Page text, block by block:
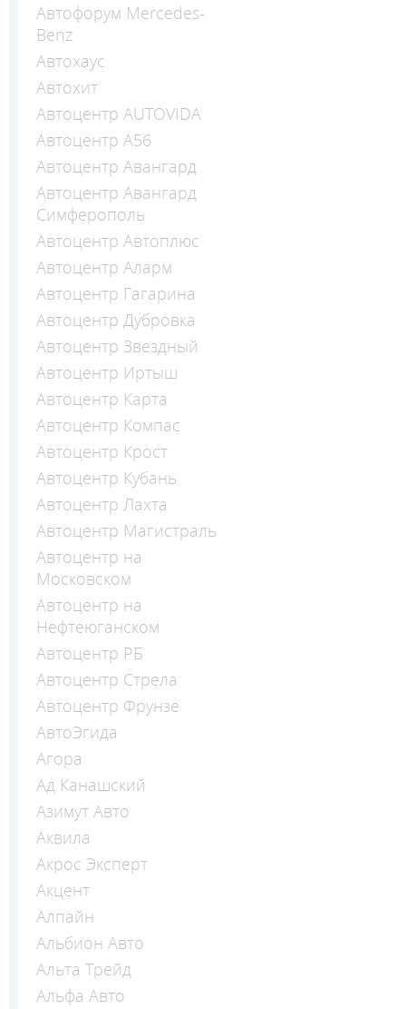
Автофорум Mercedes-
Benz
Автохаус
Автохит
Автоцентр AUTOVIDA
Автоцентр А56
Автоцентр Авангард
Автоцентр Авангард
Симферополь
Автоцентр Автоплюс
Автоцентр Аларм
Автоцентр Гагарина
Автоцентр Дубровка
Автоцентр Звездный
Автоцентр Иртыш
Автоцентр Карта
Автоцентр Компас
Автоцентр Крост
Автоцентр Кубань
Автоцентр Лахта
Автоцентр Магистраль
Автоцентр на
Московском
Автоцентр на
Нефтеюганском
Автоцентр РБ
Автоцентр Стрела
Автоцентр Фрунзе
АвтоЭгида
Агора
Ад Канашский
Азимут Авто
Аквила
Акрос Эксперт
Акцент
Алпайн
Альбион Авто
Альта Трейд
Альфа Авто